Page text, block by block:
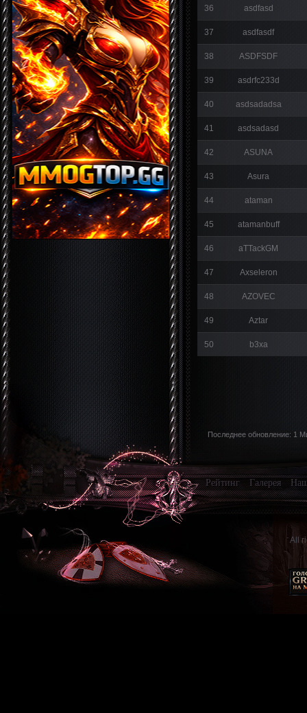
36 asdfasd
37 asdfasdf
38 ASDFSDF
39 asdrfc233d
40 asdsadadsa
41 asdsadasd
42 ASUNA
43 Asura
44 ataman
45 atamanbuff
46 aTTackGM
47 Axseleron
48 AZOVEC
49 Aztar
50 b3xa
Последнее обновление: 1
Рейтинг Галерея
All